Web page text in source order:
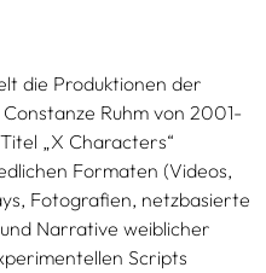
die Produktionen der
Ruhm von 2001-
„X Characters“
Formaten (Videos,
Fotografien, netzbasierte
Narrative weiblicher
Scripts